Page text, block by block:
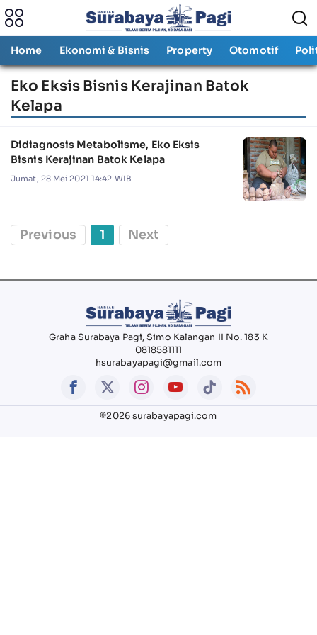
Home Ekonomi & Bisnis Property Otomotif
Eko Eksis Bisnis Kerajinan Batok
Kelapa
Didiagnosis Metabolisme, Eko Eksis
Bisnis Kerajinan Batok Kelapa
Jumat, 28 Mei 2021 14:42 WIB
Previous 1 Next
Graha Surabaya Pagi, Simo Kalangan II No. 183 K
0818581111
hsurabayapagi@gmail.com
©2026 surabayapagi.com